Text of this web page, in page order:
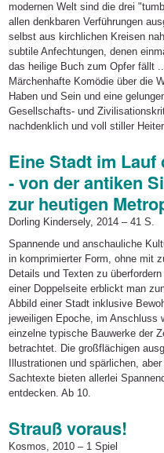
modernen Welt sind die drei
allen denkbaren Verführungen
selbst aus kirchlichen Kreisen
subtile Anfechtungen, denen
das heilige Buch zum Opfer fällt
Märchenhafte Komödie über die
Haben und Sein und eine
Gesellschafts- und
nachdenklich und voll stiller
Eine Stadt im Lauf
- von der antiken
zur heutigen
Dorling Kindersely, 2014 – 41 S.
Spannende und anschauliche
in komprimierter Form, ohne mit
Details und Texten zu
einer Doppelseite erblickt man
Abbild einer Stadt inklusive
jeweiligen Epoche, im Anschluss
einzelne typische Bauwerke der
betrachtet. Die großflächigen
Illustrationen und spärlichen,
Sachtexte bieten allerlei
entdecken. Ab 10.
Strauß voraus!
Kosmos, 2010 – 1 Spiel